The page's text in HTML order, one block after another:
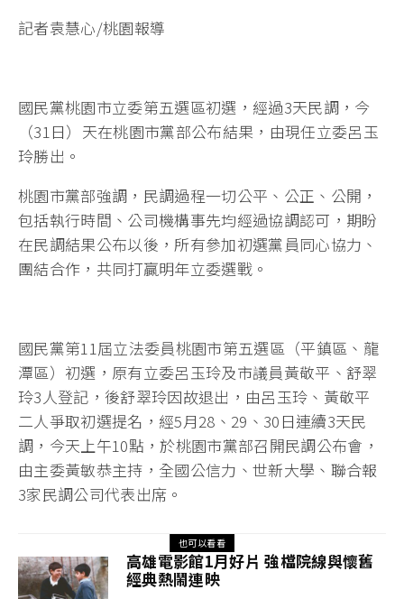
記者袁慧心/桃園報導
國民黨桃園市立委第五選區初選，經過3天民調，今
（31日）天在桃園市黨部公布結果，由現任立委呂玉
玲勝出。
桃園市黨部強調，民調過程一切公平、公正、公開，
包括執行時間、公司機構事先均經過協調認可，期盼
在民調結果公布以後，所有參加初選黨員同心協力、
團結合作，共同打贏明年立委選戰。
國民黨第11屆立法委員桃園市第五選區（平鎮區、龍
潭區）初選，原有立委呂玉玲及市議員黃敬平、舒翠
玲3人登記，後舒翠玲因故退出，由呂玉玲、黃敬平
二人爭取初選提名，經5月28、29、30日連續3天民
調，今天上午10點，於桃園市黨部召開民調公布會，
由主委黃敏恭主持，全國公信力、世新大學、聯合報
3家民調公司代表出席。
也可以看看
高雄電影館1月好片 強檔院線與懷舊
經典熱鬧連映